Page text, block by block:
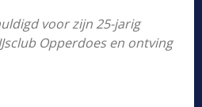
voor zijn 25-jarig
Opperdoes en ontving